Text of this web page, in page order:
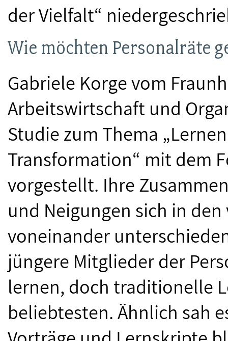
der Vielfalt“
Wie möchten Personalräte
Gabriele Korge vom
Arbeitswirtschaft und
Studie zum Thema
Transformation“ mit dem
vorgestellt. Ihre
und Neigungen sich in
voneinander
jüngere Mitglieder der
lernen, doch traditionelle
beliebtesten. Ähnlich sah